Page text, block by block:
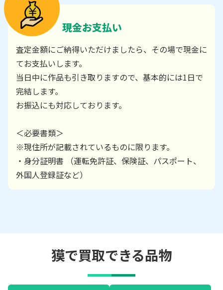
現金お支払い
査定金額にご納得いただけましたら、その場で現金に
てお支払いします。
当日中に作品も引き取りますので、基本的には1日で
完結します。
お振込にも対応しております。
＜必要書類＞
※現住所が記載されているものに限ります。
・身分証明書 （運転免許証、保険証、パスポート、
外国人登録証など）
獏で買取できる品物